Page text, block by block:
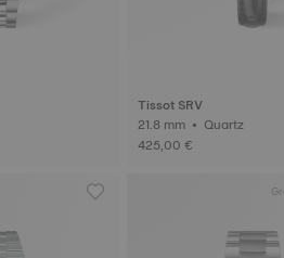
Tissot SRV
21.8 mm • Quartz
425,00 €